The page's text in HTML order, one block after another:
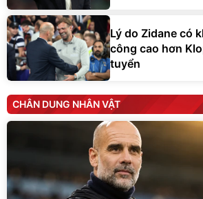
Lý do Zidane có
công cao hơn
tuyển
CHÂN DUNG NHÂN VẬT